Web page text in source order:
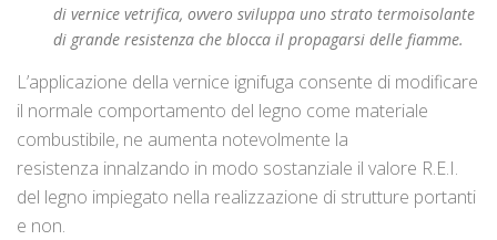
di vernice vetrifica, ovvero sviluppa uno strato termoisolante
di grande resistenza che blocca il propagarsi delle fiamme.
L’applicazione della vernice ignifuga consente di modificare
il normale comportamento del legno come materiale
combustibile, ne aumenta notevolmente la
resistenza innalzando in modo sostanziale il valore R.E.I.
del legno impiegato nella realizzazione di strutture portanti
e non.